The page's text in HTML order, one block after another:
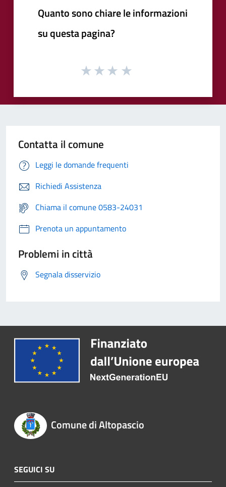
Quanto sono chiare le informazioni
su questa pagina?
Contatta il comune
Leggi le domande frequenti
Richiedi Assistenza
Chiama il comune 0583-24031
Prenota un appuntamento
Problemi in città
Segnala disservizio
Comune di Altopascio
SEGUICI SU